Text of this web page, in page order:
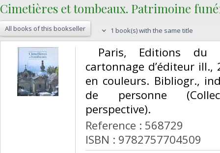
‎Cimetières et tombeaux. Patrimoine
All books of this bookseller 1 book(s) with the same title
Paris, Editions du
cartonnage d’éditeur
en couleurs. Bibliogr.,
de personne
perspective). ‎
Reference : 568729
ISBN : 9782757704509